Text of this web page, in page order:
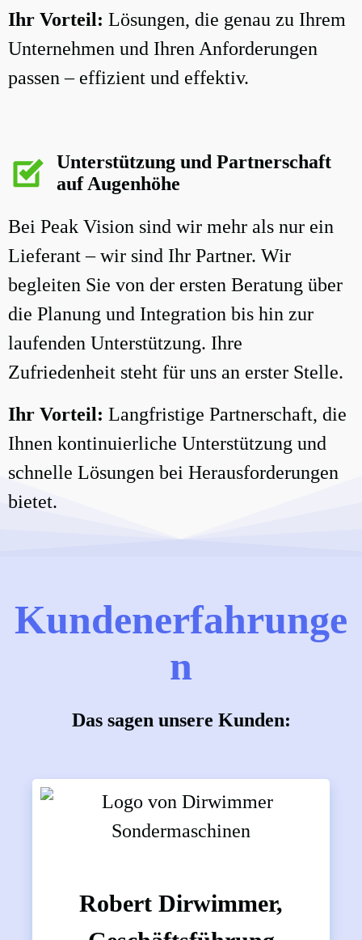
Ihr Vorteil: Lösungen, die genau zu Ihrem
Unternehmen und Ihren Anforderungen
passen – effizient und effektiv.
Unterstützung und Partnerschaft
auf Augenhöhe
Bei Peak Vision sind wir mehr als nur ein
Lieferant – wir sind Ihr Partner. Wir
begleiten Sie von der ersten Beratung über
die Planung und Integration bis hin zur
laufenden Unterstützung. Ihre
Zufriedenheit steht für uns an erster Stelle.
Ihr Vorteil: Langfristige Partnerschaft, die
Ihnen kontinuierliche Unterstützung und
schnelle Lösungen bei Herausforderungen
bietet.
Kundenerfahrunge
n
Das sagen unsere Kunden:
Robert Dirwimmer,